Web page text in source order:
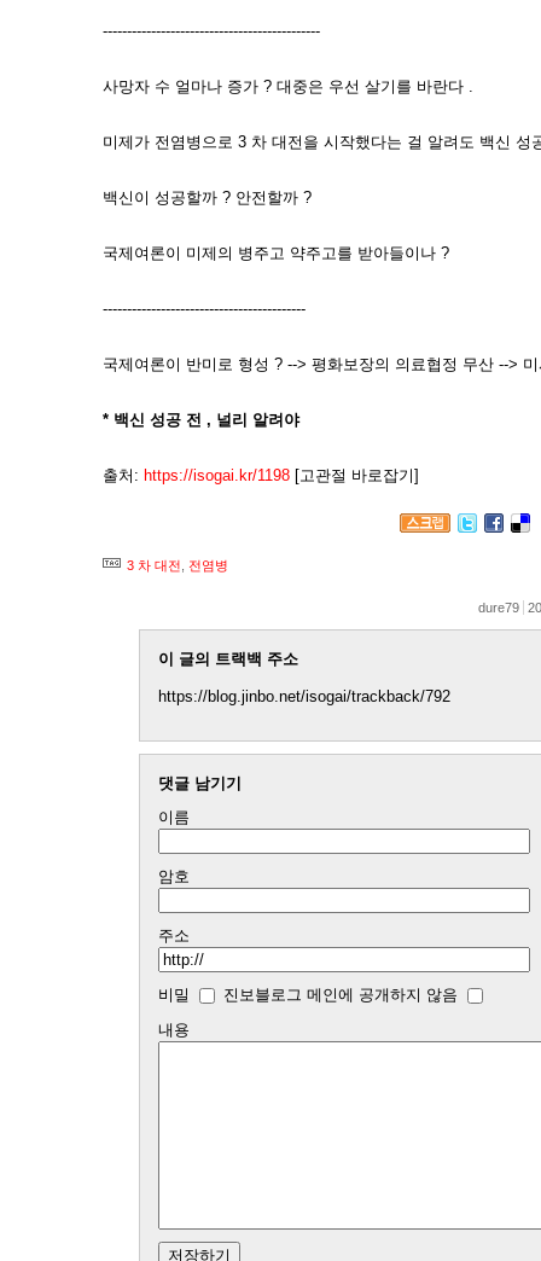
---------------------------------------------
사망자 수 얼마나 증가 ? 대중은 우선 살기를 바란다 .
미제가 전염병으로 3 차 대전을 시작했다는 걸 알려도 백신 성
백신이 성공할까 ? 안전할까 ?
국제여론이 미제의 병주고 약주고를 받아들이나 ?
------------------------------------------
국제여론이 반미로 형성 ? --> 평화보장의 의료협정 무산 -->
* 백신 성공 전 , 널리 알려야
출처: https://isogai.kr/1198 [고관절 바로잡기]
3 차 대전 전염병
dure79
이 글의 트랙백 주소
https://blog.jinbo.net/isogai/trackback/792
댓글 남기기
이름
암호
주소
비밀
진보블로그 메인에 공개하지 않음
내용